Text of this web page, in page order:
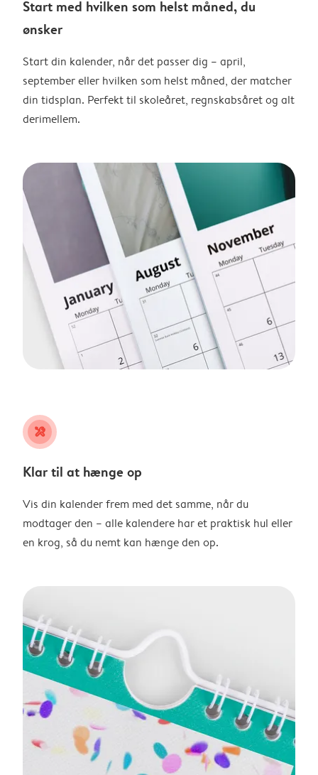
Start med hvilken som helst måned, du
ønsker
Start din kalender, når det passer dig – april,
september eller hvilken som helst måned, der matcher
din tidsplan. Perfekt til skoleåret, regnskabsåret og alt
derimellem.
tools
Klar til at hænge op
Vis din kalender frem med det samme, når du
modtager den – alle kalendere har et praktisk hul eller
en krog, så du nemt kan hænge den op.